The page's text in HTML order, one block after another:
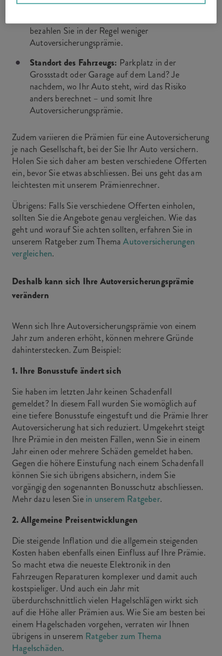
Höhe Ihres Selbstbehalts:Wenn Sie bei einem
bezahlen Sie in der Regel weniger
Autoversicherungsprämie.
Standort des Fahrzeugs: Parkplatz in der
Grossstadt oder Garage auf dem Land? Je
nachdem, wo Ihr Auto steht, wird das Risiko
anders berechnet – und somit Ihre
Autoversicherungsprämie.
Zudem variieren die Prämien für eine Autoversicherung
je nach Gesellschaft, bei der Sie Ihr Auto versichern.
Holen Sie sich daher am besten verschiedene Offerten
ein, bevor Sie etwas abschliessen. Bei uns geht das am
leichtesten mit unserem Prämienrechner.
Übrigens: Falls Sie verschiedene Offerten einholen,
sollten Sie die Angebote genau vergleichen. Wie das
geht und worauf Sie achten sollten, erfahren Sie in
unserem Ratgeber zum ThemaAutoversicherungen
vergleichen.
Deshalb kann sich Ihre Autoversicherungsprämie
verändern
Wenn sich Ihre Autoversicherungsprämie von einem
Jahr zum anderen erhöht, können mehrere Gründe
dahinterstecken. Zum Beispiel:
1. Ihre Bonusstufe ändert sich
Sie haben im letzten Jahr keinen Schadenfall
gemeldet? In diesem Fall wurden Sie womöglich auf
eine tiefere Bonusstufe eingestuft und die Prämie Ihrer
Autoversicherung hat sich reduziert. Umgekehrt steigt
Ihre Prämie in den meisten Fällen, wenn Sie in einem
Jahr einen oder mehrere Schäden gemeldet haben.
Gegen die höhere Einstufung nach einem Schadenfall
können Sie sich übrigens absichern, indem Sie
vorgängig den sogenannten Bonusschutz abschliessen.
Mehr dazu lesen Siein unserem Ratgeber.
2. Allgemeine Preisentwicklungen
Die steigende Inflation und die allgemein steigenden
Kosten haben ebenfalls einen Einfluss auf Ihre Prämie.
So macht etwa die neueste Elektronik in den
Fahrzeugen Reparaturen komplexer und damit auch
kostspieliger. Und auch ein Jahr mit
überdurchschnittlich vielen Hagelschlägen wirkt sich
auf die Höhe aller Prämien aus. Wie Sie am besten bei
einem Hagelschaden vorgehen, verraten wir Ihnen
übrigens in unserem Ratgeber zum Thema
Hagelschäden.